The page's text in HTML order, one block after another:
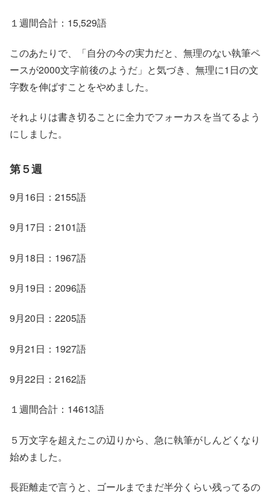
１週間合計：15,529語
このあたりで、「自分の今の実力だと、無理のない執筆ペ
ースが2000文字前後のようだ」と気づき、無理に1日の文
字数を伸ばすことをやめました。
それよりは書き切ることに全力でフォーカスを当てるよう
にしました。
第５週
9月16日：2155語
9月17日：2101語
9月18日：1967語
9月19日：2096語
9月20日：2205語
9月21日：1927語
9月22日：2162語
１週間合計：14613語
５万文字を超えたこの辺りから、急に執筆がしんどくなり
始めました。
長距離走で言うと、ゴールまでまだ半分くらい残ってるの